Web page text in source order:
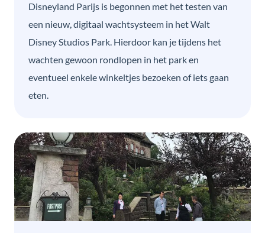
Disneyland Parijs is begonnen met het testen van
een nieuw, digitaal wachtsysteem in het Walt
Disney Studios Park. Hierdoor kan je tijdens het
wachten gewoon rondlopen in het park en
eventueel enkele winkeltjes bezoeken of iets gaan
eten.